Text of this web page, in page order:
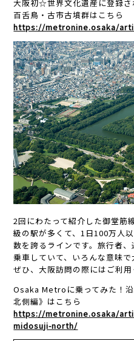
大阪初☆世界文化遺産に登録さ
百舌鳥・古市古墳群はこちら
https://metronine.osaka/
2回にわたって紹介した御堂筋
級の駅が多くて、1日100万人
数を誇るラインです。旅行者
乗車していて、いろんな意味で
ぜひ、大阪訪問の際にはご利用
Osaka Metroに乗ってみた！
北側編》はこちら
https://metronine.osaka/
midosuji-north/